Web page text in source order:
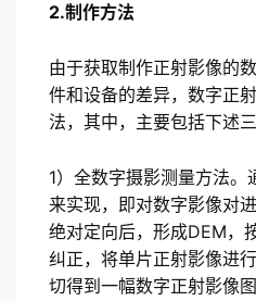
2.制作方法
由于获取制作正射影像的
件和设备的差异，数字正
法，其中，主要包括下述三
1）全数字摄影测量方法
来实现，即对数字影像对
绝对定向后，形成DEM，
纠正，将单片正射影像进
切得到一幅数字正射影像